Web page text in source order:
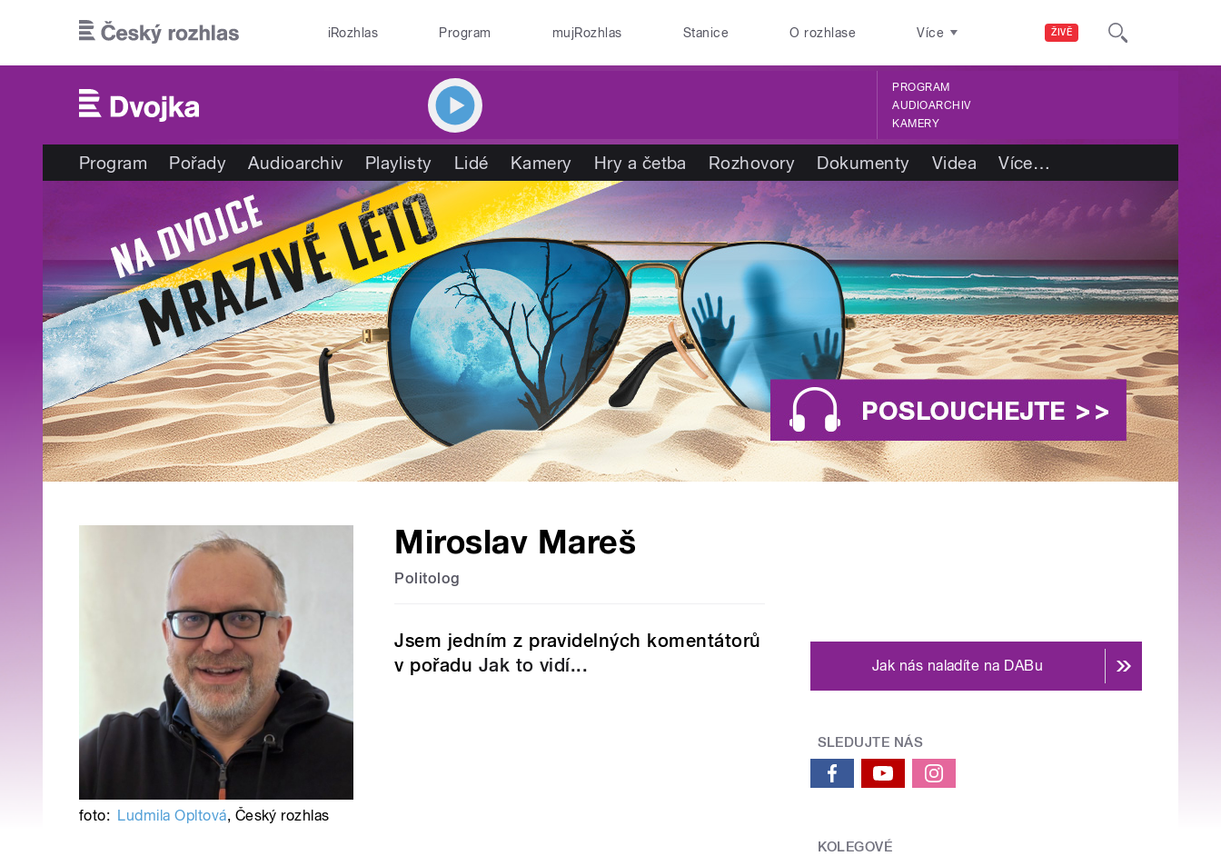
ŽIVĚ
iRozhlas Program mujRozhlas Stanice O rozhlase Více
PROGRAM
AUDIOARCHIV
KAMERY
Program Pořady Audioarchiv Playlisty Lidé Kamery Hry a četba Rozhovory Dokumenty Videa Více…
Miroslav Mareš
Politolog
Jsem jedním z pravidelných komentátorů
v pořadu Jak to vidí...
foto: Ludmila Opltová, Český rozhlas
Jak nás naladíte na DABu
SLEDUJTE NÁS
KOLEGOVÉ